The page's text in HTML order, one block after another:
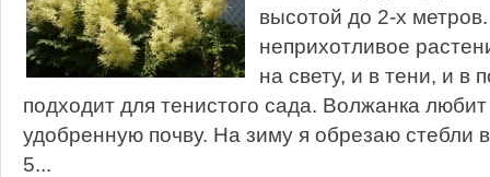
высотой до 2-х
неприхотливое
на свету, и в тени, и в
подходит для тенистого сада. Волжанка
удобренную почву. На зиму я обрезаю стебли
5...